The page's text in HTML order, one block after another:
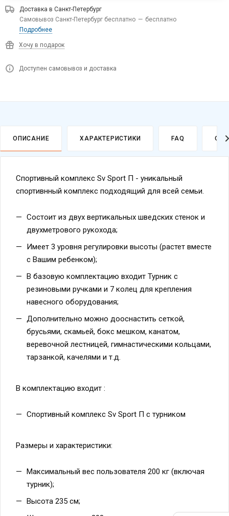
Доставка в Санкт-Петербург
Самовывоз Санкт-Петербург бесплатно — бесплатно
Подробнее
Хочу в подарок
Доступен самовывоз и доставка
ОПИСАНИЕ ХАРАКТЕРИСТИКИ FAQ
Спортивный комплекс Sv Sport П - уникальный
спортивнный комплекс подходящий для всей семьи.
Состоит из двух вертикальных шведских стенок и
двухметрового рукохода;
Имеет 3 уровня регулировки высоты (растет вместе
с Вашим ребенком);
В базовую комплектацию входит Турник с
резиновыми ручками и 7 колец для крепления
навесного оборудования;
Дополнительно можно дооснастить сеткой,
брусьями, скамьей, бокс мешком, канатом,
веревочной лестницей, гимнастическими кольцами,
тарзанкой, качелями и т.д.
В комплектацию входит :
Спортивный комплекс Sv Sport П с турником
Размеры и характеристики:
Максимальный вес пользователя 200 кг (включая
турник);
Высота 235 см;